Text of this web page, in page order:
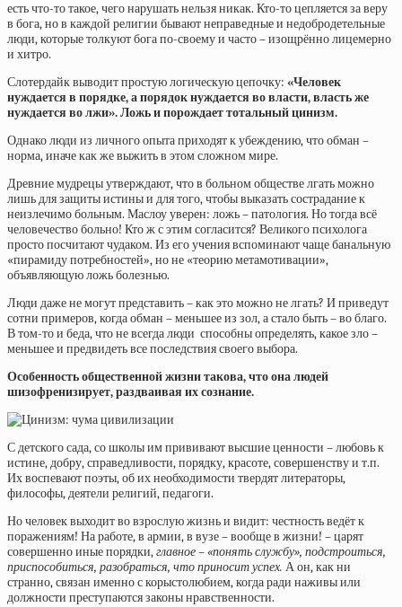
есть что-то такое, чего нарушать нельзя никак. Кто-то цепляется за веру
в бога, но в каждой религии бывают неправедные и недобродетельные
люди, которые толкуют бога по-своему и часто – изощрённо лицемерно
и хитро.
Слотердайк выводит простую логическую цепочку: «Человек
нуждается в порядке, а порядок нуждается во власти, власть же
нуж­дается во лжи». Ложь и порождает тотальный цинизм.
Однако люди из личного опыта приходят к убеждению, что обман –
норма, иначе как же выжить в этом сложном мире.
Древние мудрецы утверждают, что в больном обществе лгать можно
лишь для защиты истины и для того, чтобы выказать сострадание к
неизлечимо больным. Маслоу уверен: ложь – патология. Но тогда всё
человечество больно! Кто ж с этим согласится? Великого психолога
просто посчитают чудаком. Из его учения вспоминают чаще банальную
«пирамиду потребностей», но не «теорию метамотивации»,
объявляющую ложь болезнью.
Люди даже не могут представить – как это можно не лгать? И приведут
сотни примеров, когда обман – меньшее из зол, а стало быть – во благо.
В том-то и беда, что не всегда люди способны определять, какое зло –
меньшее и предвидеть все последствия своего выбора.
Особенность общественной жизни такова, что она людей
шизофренизирует, раздваивая их сознание.
С детского сада, со школы им прививают высшие ценности – любовь к
истине, добру, справедливости, порядку, красоте, совершенству и т.п.
Их воспевают поэты, об их необходимости твердят литераторы,
философы, деятели религий, педагоги.
Но человек выходит во взрослую жизнь и видит: честность ведёт к
поражениям! На работе, в армии, в вузе – вообще в жизни! – царят
совершенно иные порядки,главное – «понять службу», подстроиться,
приспособиться, разобраться, что приносит успех. А он, как ни
странно, связан именно с корыстолюбием, когда ради наживы или
должности преступаются законы нравственности.